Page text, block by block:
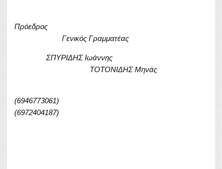
Πρόεδρος
Γενικός Γραμματέας
ΣΠΥΡΙΔΗΣ Ιωάννης
ΤΟΤΟΝΙΔΗΣ Μηνάς
(6972404187)